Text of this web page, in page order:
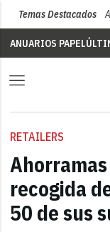
Temas Destacados
ANUARIOS PAPEL
RETAILERS
recogida
50 de sus